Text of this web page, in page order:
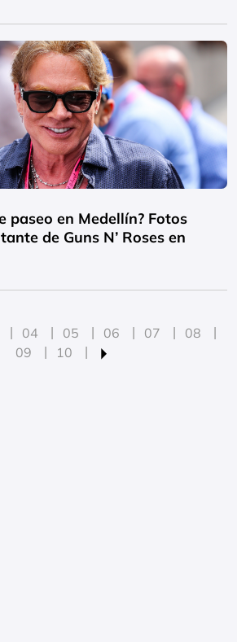
paseo en Medellín? Fotos
de Guns N’ Roses en
04 05 06 07
08
09
10